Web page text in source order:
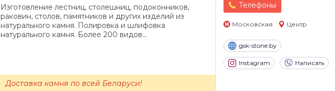
Телефоны
Московская Центр
gsk-stone.by
Instagram Написать
Изготовление лестниц, столешниц, подоконников,
раковин, столов, памятников и других изделий из
натурального камня. Полировка и шлифовка
натурального камня. Более 200 видов...
Доставка камня по всей Беларуси!